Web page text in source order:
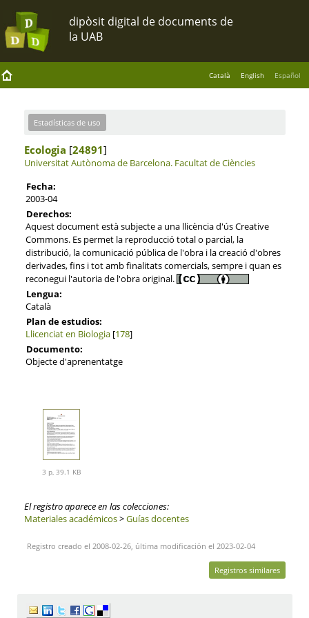
Català English Español
Estadísticas de uso
Ecologia [24891]
Universitat Autònoma de Barcelona. Facultat de Ciències
Fecha:
2003-04
Derechos:
Aquest document està subjecte a una llicència d'ús Creative
Commons. Es permet la reproducció total o parcial, la
distribució, la comunicació pública de l'obra i la creació d'obres
derivades, fins i tot amb finalitats comercials, sempre i quan es
reconegui l'autoria de l'obra original.
Lengua:
Català
Plan de estudios:
Llicenciat en Biologia[178]
Documento:
Objecte d'aprenentatge
3 p, 39.1 KB
El registro aparece en las colecciones:
Materiales académicos>Guías docentes
Registro creado el 2008-02-26, última modificación el 2023-02-04
Registros similares